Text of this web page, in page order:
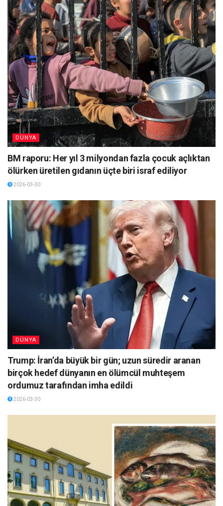
DÜNYA
BM raporu: Her yıl 3 milyondan fazla çocuk açlıktan
ölürken üretilen gıdanın üçte biri israf ediliyor
2026-03-30
DÜNYA
Trump: İran’da büyük bir gün; uzun süredir aranan
birçok hedef dünyanın en ölümcül muhteşem
ordumuz tarafından imha edildi
2026-03-30